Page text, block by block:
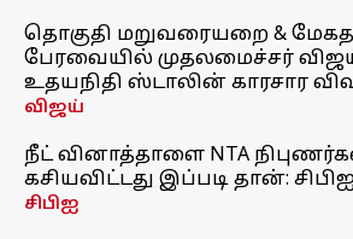
தொகுதி மறுவரையறை &
பேரவையில் முதலமைச்சர்
உதயநிதி ஸ்டாலின் காரசார
விஜய்
நீட் வினாத்தாளை NTA
கசியவிட்டது இப்படி தான்: சிபிஐ
சிபிஐ